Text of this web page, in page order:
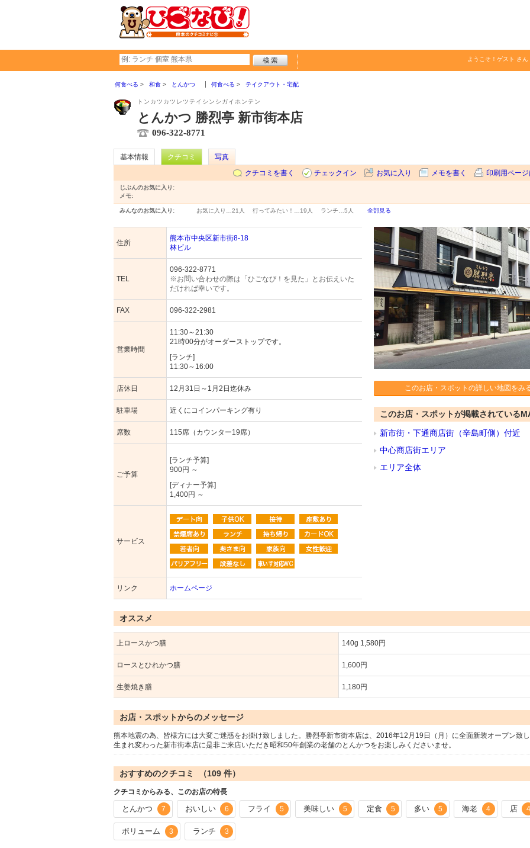
ようこそ！ ゲスト さん
何食べる 和食 とんかつ 何食べる テイクアウト・宅配
トンカツカツレツテイシンシガイホンテン
とんかつ 勝烈亭 新市街本店
096-322-8771
基本情報 クチコミ
写真
クチコミを書く
チェックイン お気に入り メモを書く 印刷用ページ
じぶんのお気に入り:
メモ:
みんなのお気に入り: お気に入り… 21人 行ってみたい！… 19人 ランチ… 5人 全部見る
住所
熊本市中央区新市街8-18
林ビル
TEL
096-322-8771
※お問い合わせの際は「ひごなび！を見た」とお伝えいた
だければ幸いです。
FAX 096-322-2981
営業時間
11:30～21:30
21時00分がオーダーストップです。
[ランチ]
11:30～16:00
店休日 12月31日～1月2日迄休み
駐車場 近くにコインパーキング有り
席数 115席（カウンター19席）
ご予算
[ランチ予算]
900円 ～
[ディナー予算]
1,400円 ～
サービス
リンク ホームページ
このお店・スポットの詳しい地図をみ
このお店・スポットが掲載されている
新市街・下通商店街（辛島町側）付近
中心商店街エリア
エリア全体
オススメ
上ロースかつ膳 140g 1,580円
ロースとひれかつ膳 1,600円
生姜焼き膳 1,180円
お店・スポットからのメッセージ
熊本地震の為、皆様方には大変ご迷惑をお掛け致しました。勝烈亭新市街本店は、2016年12月19日（月）に全面新装オープン致し
生まれ変わった新市街本店に是非ご来店いただき昭和50年創業の老舗のとんかつをお楽しみくださいませ。
おすすめのクチコミ （109 件）
クチコミからみる、このお店の特長
とんかつ 7 おいしい 6 フライ 5 美味しい 5 定食 5 多い 5 海老 4 店 4
ボリューム 3 ランチ 3